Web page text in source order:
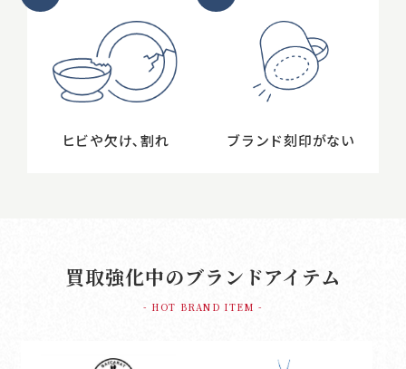
ヒビや欠け､割れ ブランド刻印がない
買取強化中のブランドアイテム
- HOT BRAND ITEM -